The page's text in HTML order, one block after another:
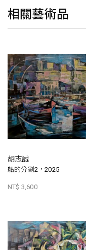
相關藝術品
胡志誠
船的分割2，2025
NT$ 3,600